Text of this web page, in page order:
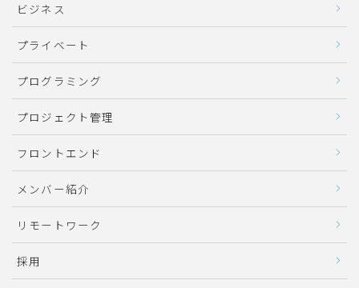
ビジネス
プライベート
プログラミング
プロジェクト管理
フロントエンド
メンバー紹介
リモートワーク
採用